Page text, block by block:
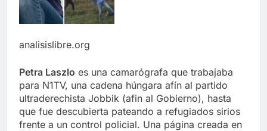
analisislibre.org
Petra Laszlo es una camarógrafa que trabajaba
para N1TV, una cadena húngara afín al partido
ultraderechista Jobbik (afin al Gobierno), hasta
que fue descubierta pateando a refugiados sirios
frente a un control policial. Una página creada en